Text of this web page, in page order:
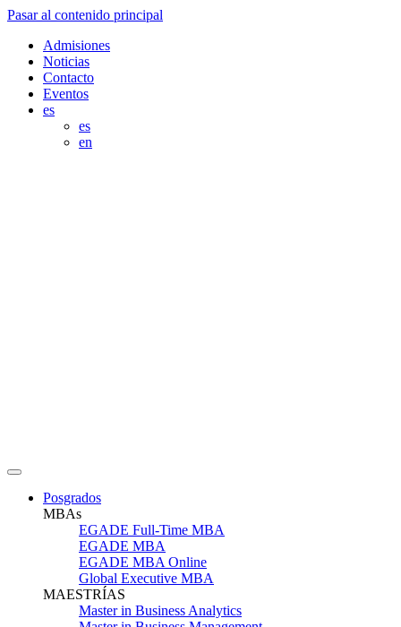
Pasar al contenido principal
Admisiones
Noticias
Contacto
Eventos
es
es
en
Posgrados
MBAs
EGADE Full-Time MBA
EGADE MBA
EGADE MBA Online
Global Executive MBA
MAESTRÍAS
Master in Business Analytics